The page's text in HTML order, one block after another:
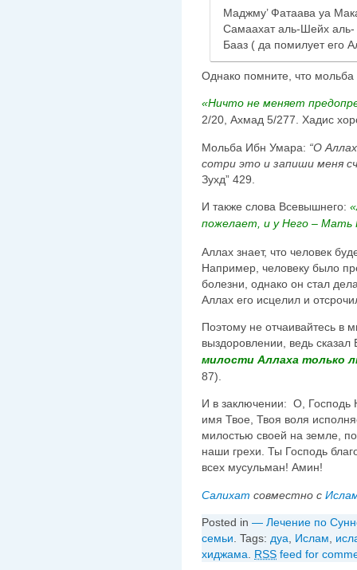
Маджму’ Фатаава уа
Самаахат аль-Шейх аль-
Баaз ( да помилует его
Однако помните, что
«Ничто не меняет
2/20, Ахмад 5/277. Хадис
Мольба Ибн Умара: “О
сотри это и запиши меня
Зухд” 429.
И также слова Всевышнего:
пожелает, и у Него – Мать
Аллах знает, что человек
Например, человеку было
болезни, однако он стал
Аллах его исцелил и
Поэтому не отчаивайтесь в
выздоровлении, ведь
милости Аллаха только
87).
И в заключении: О, Господь
имя Твое, Твоя воля
милостью своей на земле,
наши грехи. Ты Господь
всех мусульман! Амин!
Салихат совместно с
Posted in — Лечение по
семьи . Tags: дуа Ислам
хиджама
RSS feed for